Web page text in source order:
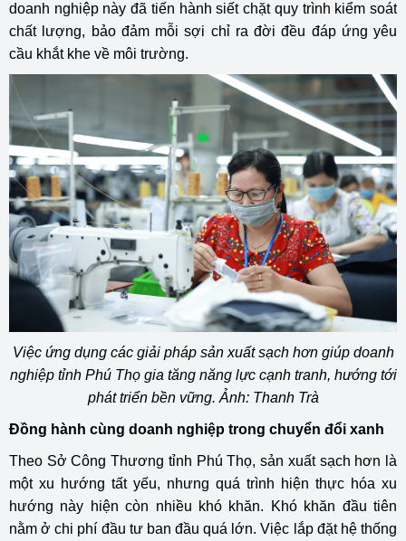
doanh nghiệp này đã tiến hành siết chặt quy trình kiểm soát
chất lượng, bảo đảm mỗi sợi chỉ ra đời đều đáp ứng yêu
cầu khắt khe về môi trường.
Việc ứng dụng các giải pháp sản xuất sạch hơn giúp doanh
nghiệp tỉnh Phú Thọ gia tăng năng lực cạnh tranh, hướng tới
phát triển bền vững. Ảnh: Thanh Trà
Đồng hành cùng doanh nghiệp trong chuyển đổi xanh
Theo Sở Công Thương tỉnh Phú Thọ, sản xuất sạch hơn là
một xu hướng tất yếu, nhưng quá trình hiện thực hóa xu
hướng này hiện còn nhiều khó khăn. Khó khăn đầu tiên
nằm ở chi phí đầu tư ban đầu quá lớn. Việc lắp đặt hệ thống